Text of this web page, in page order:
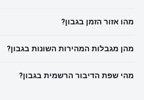
מהו אזור הזמן בגבון?
מהן מגבלות המהירות השונות בגבון?
מהי שפת הדיבור הרשמית בגבון?